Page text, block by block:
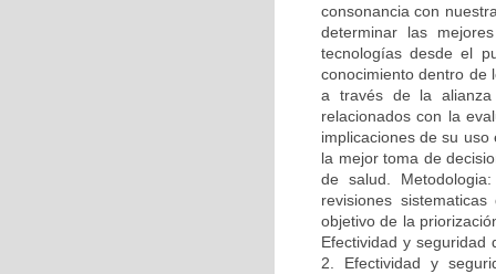
consonancia con
determinar las
tecnologías desde el
conocimiento dentro de
a través de la alianza
relacionados con la
implicaciones de su
la mejor toma de
de salud.
revisiones
objetivo de la
Efectividad y seguridad
2. Efectividad y